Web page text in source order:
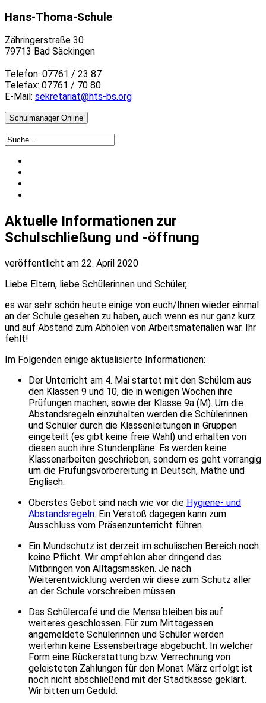
Hans-Thoma-Schule
Zähringerstraße 30
79713 Bad Säckingen
Telefon: 07761 / 23 87
Telefax: 07761 / 70 80
E-Mail: sekretariat@hts-bs.org
Schulmanager Online
Aktuelle Informationen zur
Schulschließung und -öffnung
veröffentlicht am 22. April 2020
Liebe Eltern, liebe Schülerinnen und Schüler,
es war sehr schön heute einige von euch/Ihnen wieder einmal
an der Schule gesehen zu haben, auch wenn es nur ganz kurz
und auf Abstand zum Abholen von Arbeitsmaterialien war. Ihr
fehlt!
Im Folgenden einige aktualisierte Informationen:
Der Unterricht am 4. Mai startet mit den Schülern aus
den Klassen 9 und 10, die in wenigen Wochen ihre
Prüfungen machen, sowie der Klasse 9a (M). Um die
Abstandsregeln einzuhalten werden die Schülerinnen
und Schüler durch die Klassenleitungen in Gruppen
eingeteilt (es gibt keine freie Wahl) und erhalten von
diesen auch ihre Stundenpläne. Es werden keine
Klassenarbeiten geschrieben, sondern es geht vorrangig
um die Prüfungsvorbereitung in Deutsch, Mathe und
Englisch.
Oberstes Gebot sind nach wie vor die Hygiene- und
Abstandsregeln. Ein Verstoß dagegen kann zum
Ausschluss vom Präsenzunterricht führen.
Ein Mundschutz ist derzeit im schulischen Bereich noch
keine Pflicht. Wir empfehlen aber dringend das
Mitbringen von Alltagsmasken. Je nach
Weiterentwicklung werden wir diese zum Schutz aller
an der Schule vorschreiben müssen.
Das Schülercafé und die Mensa bleiben bis auf
weiteres geschlossen. Für zum Mittagessen
angemeldete Schülerinnen und Schüler werden
weiterhin keine Essensbeiträge abgebucht. In welcher
Form eine Rückerstattung bzw. Verrechnung von
geleisteten Zahlungen für den Monat März erfolgt ist
noch nicht abschließend mit der Stadtkasse geklärt.
Wir bitten um Geduld.